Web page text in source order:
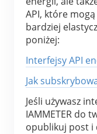
API, które
bardziej
poniżej:
Interfejsy API
Jak
Jeśli używasz
IAMMETER do
opublikuj post i